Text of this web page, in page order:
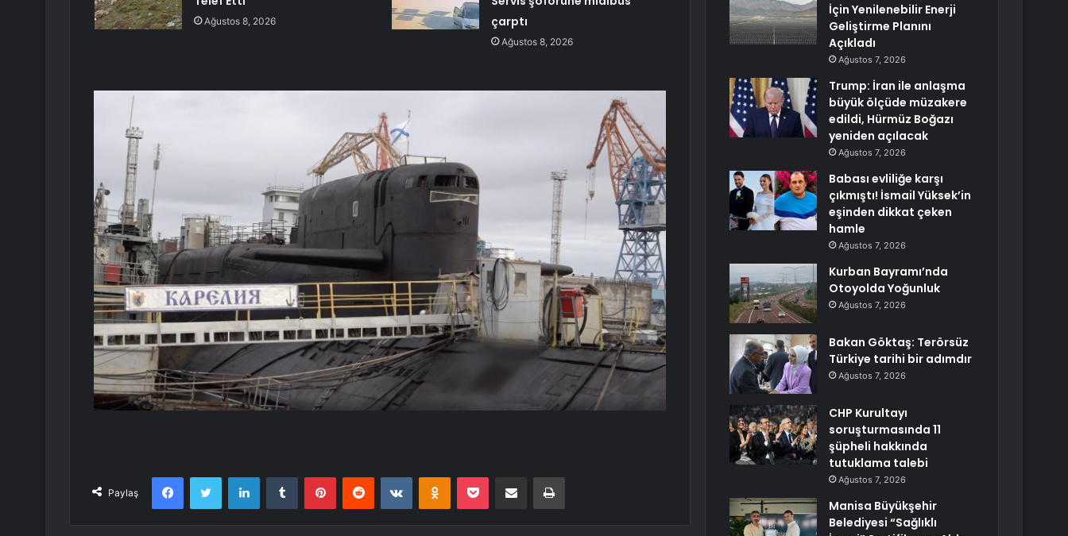
Ağustos 8, 2026
çarptı
Ağustos 8, 2026
Paylaş
FacebookTwitter LinkedInTumblr PinterestReddit VKontakteOdnoklassniki
Pocket E-Posta ile paylaş Yazdır
İçin Yenilenebilir Enerji
Geliştirme Planını
Açıkladı
Ağustos 7, 2026
Trump: İran ile anlaşma
büyük ölçüde müzakere
edildi, Hürmüz Boğazı
yeniden açılacak
Ağustos 7, 2026
Babası evliliğe karşı
çıkmıştı! İsmail Yüksek’in
eşinden dikkat çeken
hamle
Ağustos 7, 2026
Kurban Bayramı’nda
Otoyolda Yoğunluk
Ağustos 7, 2026
Bakan Göktaş: Terörsüz
Türkiye tarihi bir adımdır
Ağustos 7, 2026
CHP Kurultayı
soruşturmasında 11
şüpheli hakkında
tutuklama talebi
Ağustos 7, 2026
Manisa Büyükşehir
Belediyesi “Sağlıklı